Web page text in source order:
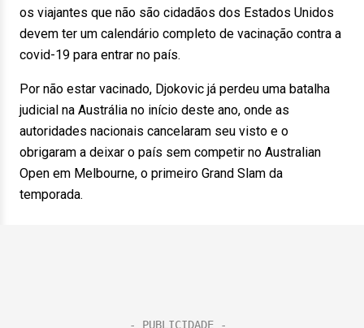
os viajantes que não são cidadãos dos Estados Unidos
devem ter um calendário completo de vacinação contra a
covid-19 para entrar no país.
Por não estar vacinado, Djokovic já perdeu uma batalha
judicial na Austrália no início deste ano, onde as
autoridades nacionais cancelaram seu visto e o
obrigaram a deixar o país sem competir no Australian
Open em Melbourne, o primeiro Grand Slam da
temporada.